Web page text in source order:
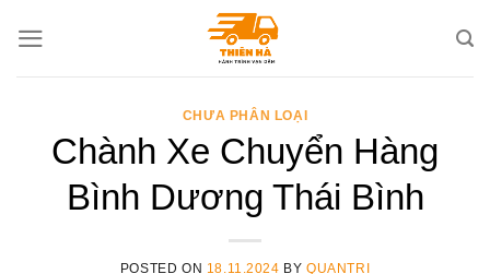
CHƯA PHÂN LOẠI
Chành Xe Chuyển Hàng
Bình Dương Thái Bình
POSTED ON 18.11.2024 BYQUANTRI